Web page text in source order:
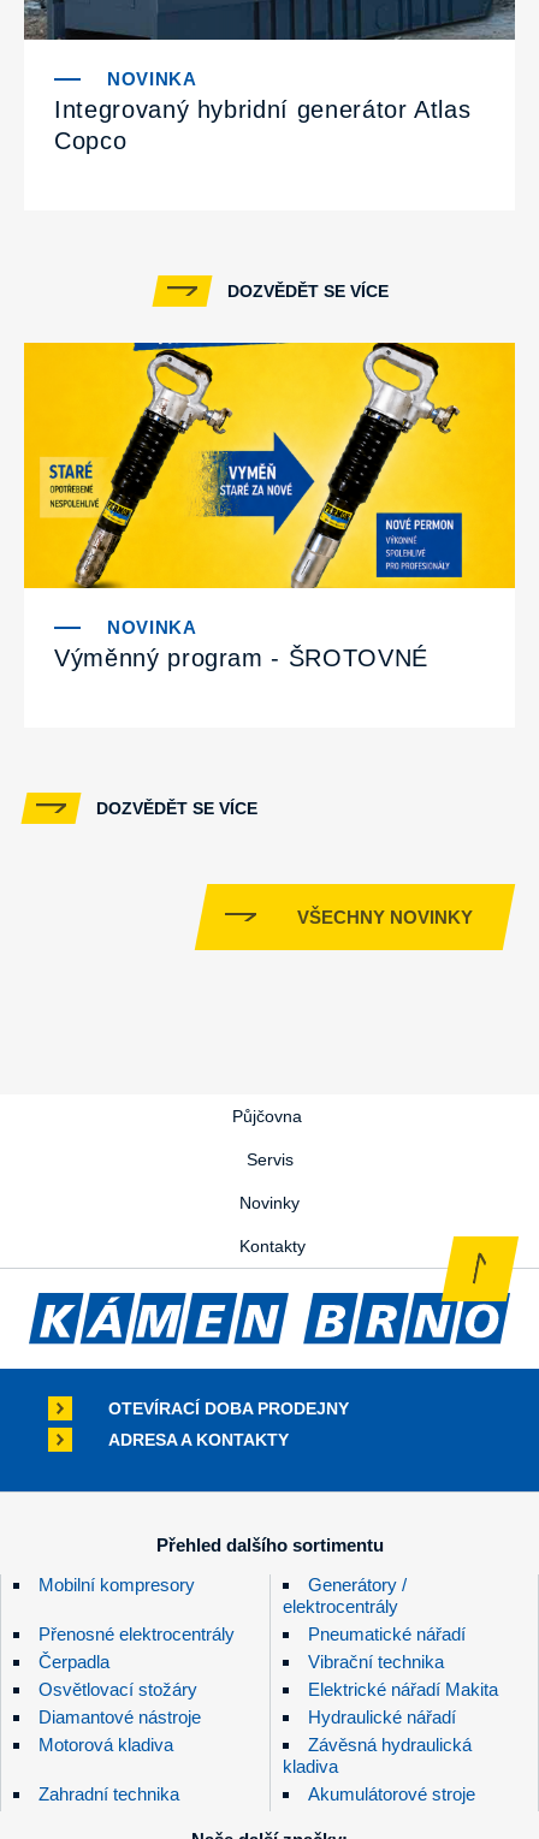
Integrovaný hybridní generátor Atlas
Copco
DOZVĚDĚT SE VÍCE
Výměnný program - ŠROTOVNÉ
DOZVĚDĚT SE VÍCE
VŠECHNY NOVINKY
Půjčovna
Servis
Novinky
Kontakty
OTEVÍRACÍ DOBA PRODEJNY
ADRESA A KONTAKTY
Přehled dalšího sortimentu
Mobilní kompresory
Generátory /
elektrocentrály
Přenosné elektrocentrály
Pneumatické nářadí
Čerpadla
Vibrační technika
Osvětlovací stožáry
Elektrické nářadí Makita
Diamantové nástroje
Hydraulické nářadí
Motorová kladiva
Závěsná hydraulická
kladiva
Zahradní technika
Akumulátorové stroje